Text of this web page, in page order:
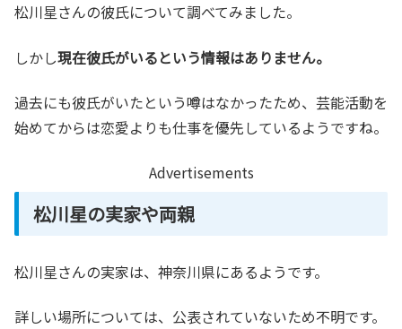
松川星さんの彼氏について調べてみました。
しかし現在彼氏がいるという情報はありません。
過去にも彼氏がいたという噂はなかったため、芸能活動を
始めてからは恋愛よりも仕事を優先しているようですね。
Advertisements
松川星の実家や両親
松川星さんの実家は、神奈川県にあるようです。
詳しい場所については、公表されていないため不明です。